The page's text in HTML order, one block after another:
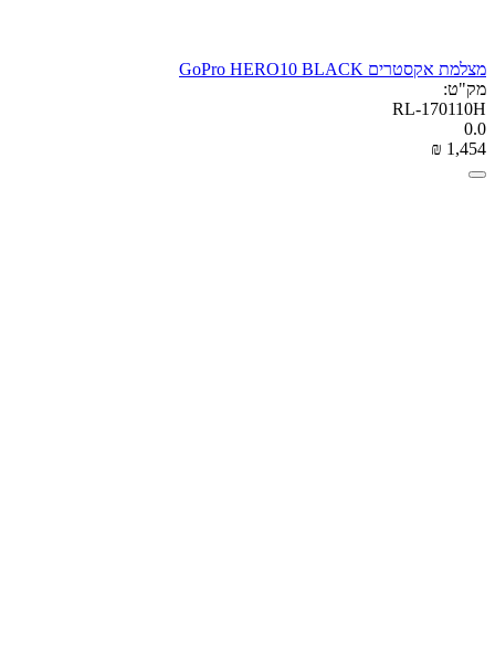
מצלמת אקסטרים GoPro HERO10 BLACK
מק"ט:
RL-170110H
0.0
₪ 1,454